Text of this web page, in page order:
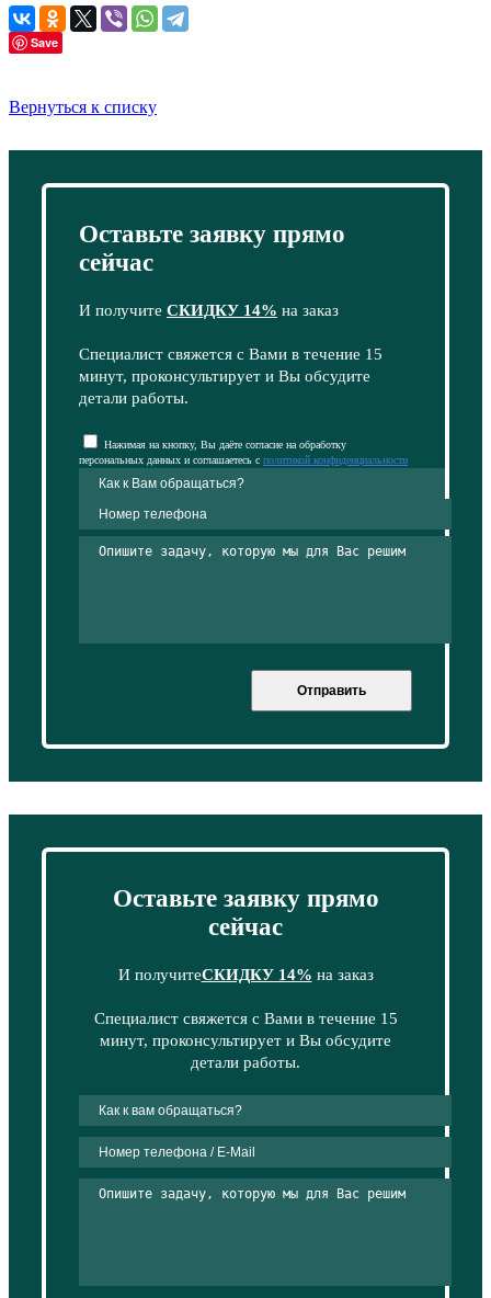
Save
Вернуться к списку
Оставьте заявку прямо
сейчас
И получите СКИДКУ 14% на заказ
Специалист свяжется с Вами в течение 15
минут, проконсультирует и Вы обсудите
детали работы.
Нажимая на кнопку, Вы даёте согласие на обработку
персональных данных и соглашаетесь с политикой конфиденциальности
Отправить
Оставьте заявку прямо
сейчас
И получитеСКИДКУ 14% на заказ
Специалист свяжется с Вами в течение 15
минут, проконсультирует и Вы обсудите
детали работы.